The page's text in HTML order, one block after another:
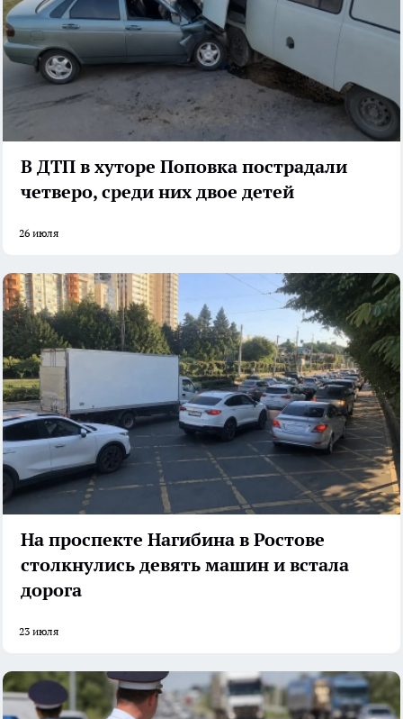
В ДТП в хуторе Поповка пострадали
четверо, среди них двое детей
26 июля
На проспекте Нагибина в Ростове
столкнулись девять машин и встала
дорога
23 июля